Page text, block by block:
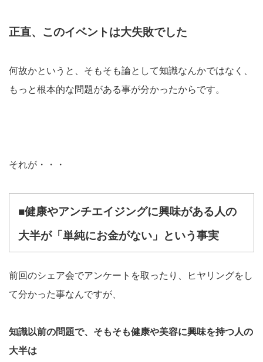
正直、このイベントは大失敗でした
何故かというと、そもそも論として知識なんかではなく、
もっと根本的な問題がある事が分かったからです。
それが・・・
■健康やアンチエイジングに興味がある人の
大半が「単純にお金がない」という事実
前回のシェア会でアンケートを取ったり、ヒヤリングをし
て分かった事なんですが、
知識以前の問題で、そもそも健康や美容に興味を持つ人の
大半は